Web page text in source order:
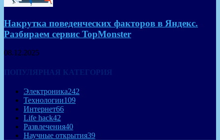
Накрутка поведенческих факторов в Яндекс.
Разбираем сервис TopMonster
08.12.2025
ПОПУЛЯРНАЯ КАТЕГОРИЯ
Электроника242
Технологии109
Интернет66
Life hack42
Развлечения40
Научные открытия39